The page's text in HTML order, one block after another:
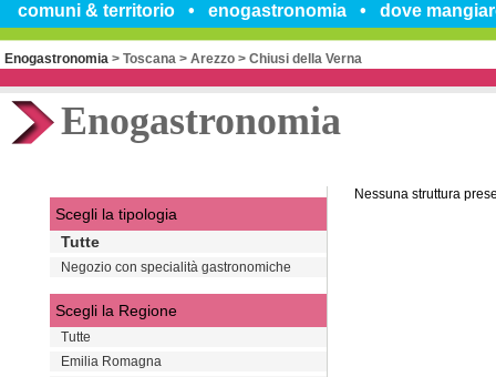
comuni & territorio enogastronomia dove
Enogastronomia > Toscana > Arezzo > Chiusi della Verna
Enogastronomia
Nessuna struttura
Scegli la tipologia
Tutte
Negozio con specialità gastronomiche
Scegli la Regione
Tutte
Emilia Romagna